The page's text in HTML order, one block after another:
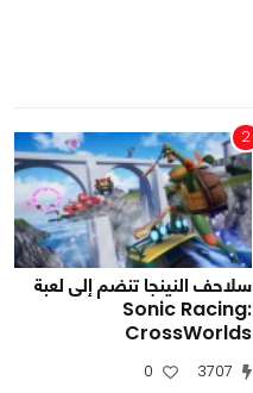
2
سلاحف النينجا تنضم إلى لعبة
Sonic Racing:
CrossWorlds
3707
0